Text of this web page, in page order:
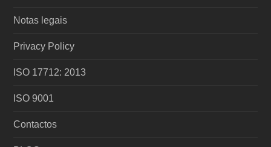
Notas legais
Privacy Policy
ISO 17712: 2013
ISO 9001
Contactos